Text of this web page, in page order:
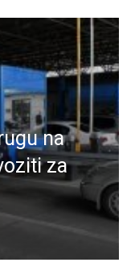
na
za